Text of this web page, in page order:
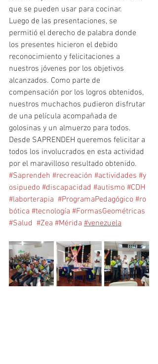
que se pueden usar para cocinar.
Luego de las presentaciones, se
permitió el derecho de palabra donde
los presentes hicieron el debido
reconocimiento y felicitaciones a
nuestros jóvenes por los objetivos
alcanzados. Como parte de
compensación por los logros obtenidos,
nuestros muchachos pudieron disfrutar
de una película acompañada de
golosinas y un almuerzo para todos.
Desde SAPRENDEH queremos felicitar a
todos los involucrados en esta actividad
por el maravilloso resultado obtenido.
#Saprendeh #recreación #actividades #y
osipuedo #discapacidad #autismo #CDH
#laborterapia #ProgramaPedagógico #ro
bótica #tecnología #FormasGeométricas
#Salud #Zea #Mérida #venezuela